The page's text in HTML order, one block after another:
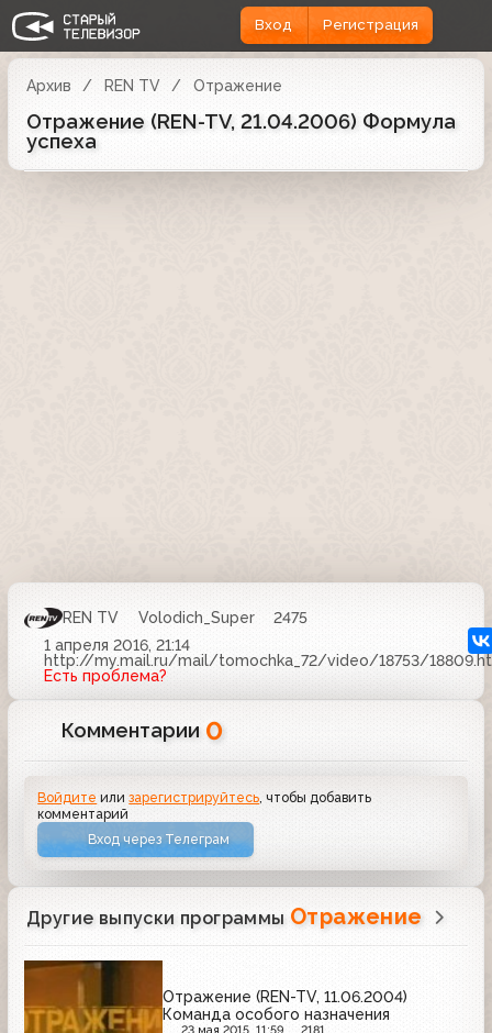
Вход Регистрация
Архив REN TV Отражение
Отражение (REN-TV, 21.04.2006) Формула
успеха
REN TV Volodich_Super
2475
1 апреля 2016, 21:14
http://my.mail.ru/mail/tomochka_72/video/18753/
Есть проблема?
Комментарии 0
Войдите илизарегистрируйтесь , чтобы добавить
комментарий
Вход через Телеграм
Другие выпуски программы Отражение
Отражение (REN-TV, 11.06.2004)
Команда особого назначения